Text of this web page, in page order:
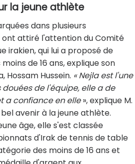
la jeune athlète
dans plusieurs
attiré l'attention du Comité
irakien, qui lui a proposé de
de 16 ans, explique son
Hossam Hussein. « Nejla est l'une
douées de l'équipe, elle a de
a confiance en elle», explique M.
avenir à la jeune athlète.
âge, elle s'est classée
d'Irak de tennis de table
des moins de 16 ans et